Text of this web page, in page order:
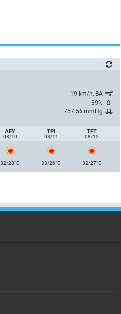
19 km/h, ΒΑ
39%
757.56 mmHg
ΔΕΥ
08/10
ΤΡΙ
08/11
ΤΕΤ
08/12
32/28°C 33/26°C 32/27°C